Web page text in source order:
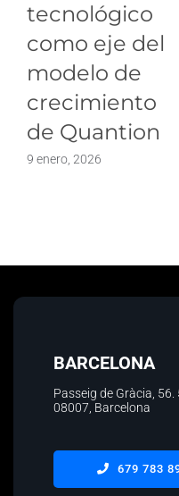
tecnológico
como eje del
modelo de
crecimiento
de Quantion
9 enero, 2026
BARCELONA
Passeig de Gràcia, 56.
08007, Barcelona
679 783